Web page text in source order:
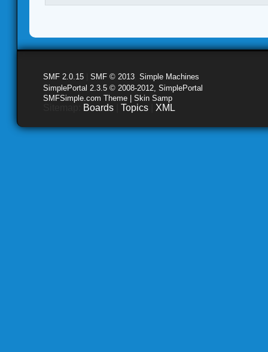
SMF 2.0.15 SMF © 2013 Simple Machines
SimplePortal 2.3.5 © 2008-2012, SimplePortal
SMFSimple.com Theme | Skin Samp
Boards Topics XML